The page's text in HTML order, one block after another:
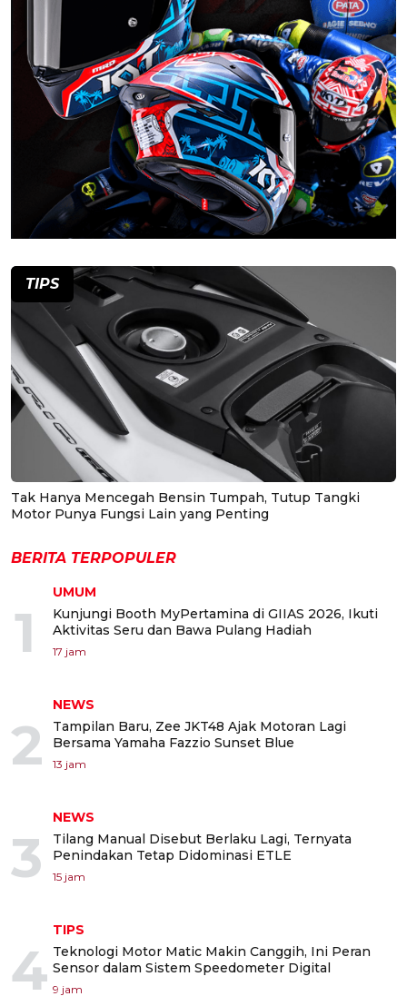
TIPS
Tak Hanya Mencegah Bensin Tumpah, Tutup Tangki
Motor Punya Fungsi Lain yang Penting
BERITA TERPOPULER
1
UMUM
Kunjungi Booth MyPertamina di GIIAS 2026, Ikuti
Aktivitas Seru dan Bawa Pulang Hadiah
17 jam
2
NEWS
Tampilan Baru, Zee JKT48 Ajak Motoran Lagi
Bersama Yamaha Fazzio Sunset Blue
13 jam
3
NEWS
Tilang Manual Disebut Berlaku Lagi, Ternyata
Penindakan Tetap Didominasi ETLE
15 jam
4
TIPS
Teknologi Motor Matic Makin Canggih, Ini Peran
Sensor dalam Sistem Speedometer Digital
9 jam